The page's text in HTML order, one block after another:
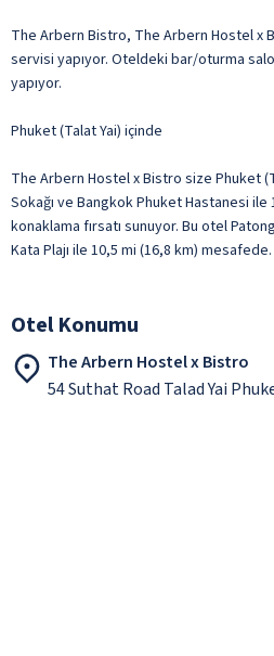
The Arbern Bistro, The Arbern Hostel x
servisi yapıyor. Oteldeki bar/oturma
yapıyor.
Phuket (Talat Yai) içinde
The Arbern Hostel x Bistro size Phuket
Sokağı ve Bangkok Phuket Hastanesi
konaklama fırsatı sunuyor. Bu otel
Kata Plajı ile 10,5 mi (16,8 km) mesafede.
Otel Konumu
The Arbern Hostel x Bistro
54 Suthat Road Talad Yai